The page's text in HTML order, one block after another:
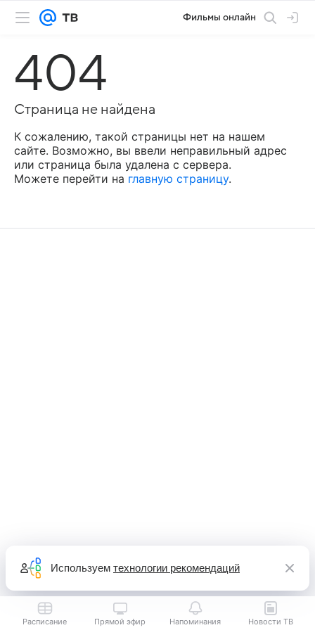
Фильмы онлайн
404
Страница не найдена
К сожалению, такой страницы нет на нашем
сайте. Возможно, вы ввели неправильный адрес
или страница была удалена с сервера.
Можете перейти на главную страницу.
Расписание Прямой эфир Напоминания Новости ТВ
Используем технологии рекомендаций